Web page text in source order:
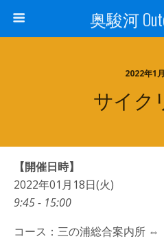
奥駿河
2022年1
サイク
【開催日時】
2022年01月18日(火)
9:45 - 15:00
コース：三の浦総合案内所